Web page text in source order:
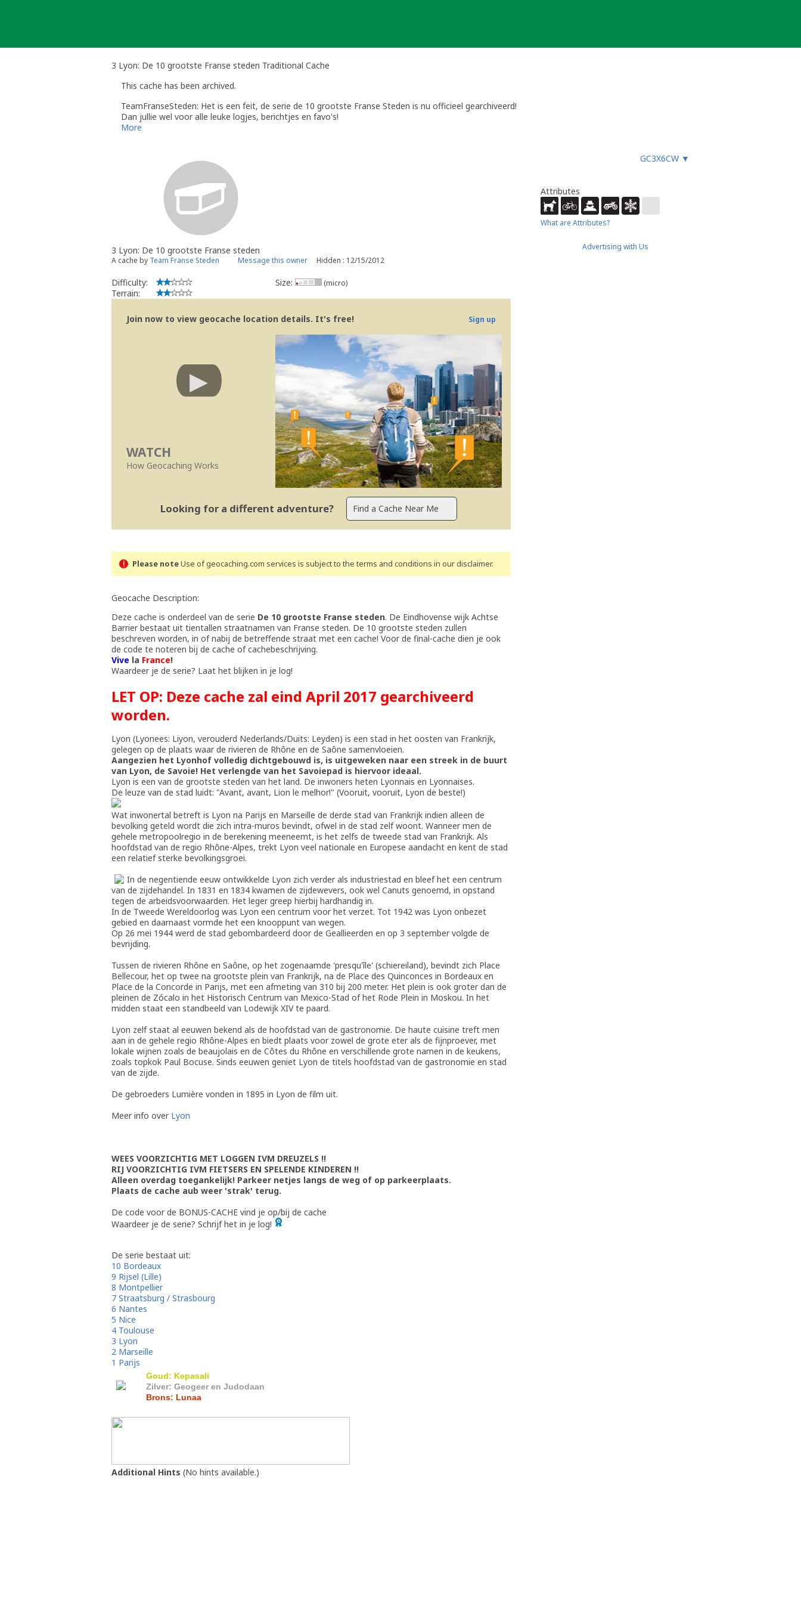
3 Lyon: De 10 grootste Franse steden Traditional Cache
This cache has been archived.
TeamFranseSteden: Het is een feit, de serie de 10 grootste Franse Steden is nu officieel gearchiveerd!
Dan jullie wel voor alle leuke logjes, berichtjes en favo's!
More
GC3X6CW ▼
3 Lyon: De 10 grootste Franse steden
A cache by Team Franse Steden Message this owner Hidden : 12/15/2012
Difficulty:
Terrain:
Size: (micro)
Join now to view geocache location details. It's free! Sign up
WATCH
How Geocaching Works
Looking for a different adventure?
Please noteUse of geocaching.com services is subject to the terms and conditions in our disclaimer.
Geocache Description:
Deze cache is onderdeel van de serie De 10 grootste Franse steden. De Eindhovense wijk Achtse
Barrier bestaat uit tientallen straatnamen van Franse steden. De 10 grootste steden zullen
beschreven worden, in of nabij de betreffende straat met een cache! Voor de final-cache dien je ook
de code te noteren bij de cache of cachebeschrijving.
Vive la France!
Waardeer je de serie? Laat het blijken in je log!
LET OP: Deze cache zal eind April 2017 gearchiveerd
worden.
Lyon (Lyonees: Liyon, verouderd Nederlands/Duits: Leyden) is een stad in het oosten van Frankrijk,
gelegen op de plaats waar de rivieren de Rhône en de Saône samenvloeien.
Aangezien het Lyonhof volledig dichtgebouwd is, is uitgeweken naar een streek in de buurt
van Lyon, de Savoie! Het verlengde van het Savoiepad is hiervoor ideaal.
Lyon is een van de grootste steden van het land. De inwoners heten Lyonnais en Lyonnaises.
De leuze van de stad luidt: "Avant, avant, Lion le melhor!" (Vooruit, vooruit, Lyon de beste!)
Wat inwonertal betreft is Lyon na Parijs en Marseille de derde stad van Frankrijk indien alleen de
bevolking geteld wordt die zich intra-muros bevindt, ofwel in de stad zelf woont. Wanneer men de
gehele metropoolregio in de berekening meeneemt, is het zelfs de tweede stad van Frankrijk. Als
hoofdstad van de regio Rhône-Alpes, trekt Lyon veel nationale en Europese aandacht en kent de stad
een relatief sterke bevolkingsgroei.
In de negentiende eeuw ontwikkelde Lyon zich verder als industriestad en bleef het een centrum
van de zijdehandel. In 1831 en 1834 kwamen de zijdewevers, ook wel Canuts genoemd, in opstand
tegen de arbeidsvoorwaarden. Het leger greep hierbij hardhandig in.
In de Tweede Wereldoorlog was Lyon een centrum voor het verzet. Tot 1942 was Lyon onbezet
gebied en daarnaast vormde het een knooppunt van wegen.
Op 26 mei 1944 werd de stad gebombardeerd door de Geallieerden en op 3 september volgde de
bevrijding.
Tussen de rivieren Rhône en Saône, op het zogenaamde 'presqu'île' (schiereiland), bevindt zich Place
Bellecour, het op twee na grootste plein van Frankrijk, na de Place des Quinconces in Bordeaux en
Place de la Concorde in Parijs, met een afmeting van 310 bij 200 meter. Het plein is ook groter dan de
pleinen de Zócalo in het Historisch Centrum van Mexico-Stad of het Rode Plein in Moskou. In het
midden staat een standbeeld van Lodewijk XIV te paard.
Lyon zelf staat al eeuwen bekend als de hoofdstad van de gastronomie. De haute cuisine treft men
aan in de gehele regio Rhône-Alpes en biedt plaats voor zowel de grote eter als de fijnproever, met
lokale wijnen zoals de beaujolais en de Côtes du Rhône en verschillende grote namen in de keukens,
zoals topkok Paul Bocuse. Sinds eeuwen geniet Lyon de titels hoofdstad van de gastronomie en stad
van de zijde.
De gebroeders Lumière vonden in 1895 in Lyon de film uit.
Meer info over Lyon
WEES VOORZICHTIG MET LOGGEN IVM DREUZELS !!
RIJ VOORZICHTIG IVM FIETSERS EN SPELENDE KINDEREN !!
Alleen overdag toegankelijk! Parkeer netjes langs de weg of op parkeerplaats.
Plaats de cache aub weer 'strak' terug.
De code voor de BONUS-CACHE vind je op/bij de cache
Waardeer je de serie? Schrijf het in je log!
De serie bestaat uit:
10 Bordeaux
9 Rijsel (Lille)
8 Montpellier
7 Straatsburg / Strasbourg
6 Nantes
5 Nice
4 Toulouse
3 Lyon
2 Marseille
1 Parijs
Goud: Kepasali
Zilver: Geogeer en Judodaan
Brons: Lunaa
Additional Hints (No hints available.)
Attributes
What are Attributes?
Advertising with Us